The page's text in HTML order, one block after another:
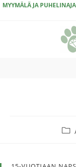
Siirry
MYYMÄLÄ JA